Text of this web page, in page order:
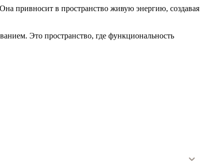
привносит в пространство живую энергию, создавая
Это пространство, где функциональность